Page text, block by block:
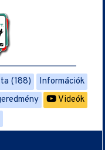
(188)
Információk
Videók